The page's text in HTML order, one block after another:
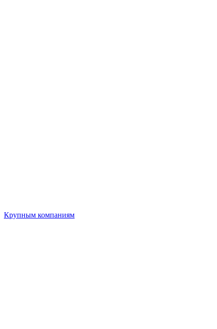
Крупным компаниям